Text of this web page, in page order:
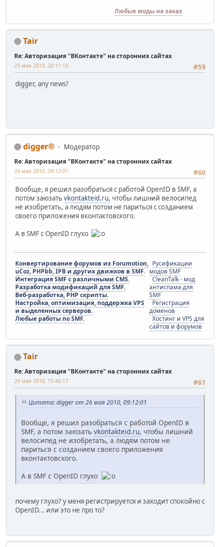
Любые моды на заказ
Tair
Re: Авторизация "ВКонтакте" на сторонних сайтах
#59
25 мая 2010, 20:11:10
digger, any news?
digger® Модератор
Re: Авторизация "ВКонтакте" на сторонних сайтах
#60
26 мая 2010, 09:12:01
Вообще, я решил разобраться с работой OpenID в SMF, а
потом заюзатьvkontakteid.ru, чтобы лишний велосипед
не изобретать, а людям потом не париться с созданием
своего приложения вконтактовского.
А в SMF с OpenID глухо
Конвертирование форумов из Forumotion,
uCoz, PHPbb, IPB и других движков в SMF.
Интеграция SMF с различными CMS.
Разработка модификаций для SMF.
Веб-разработка, PHP скрипты.
Настройка, оптимизация, поддержка VPS
и выделенных серверов.
Любые работы по SMF.
Русификации
модов SMF
CleanTalk - мод
антиспама для
SMF
Регистрация
доменов
Хостинг и VPS для
сайтов и форумов
Tair
Re: Авторизация "ВКонтакте" на сторонних сайтах
#61
26 мая 2010, 15:40:17
Цитата: digger от 26 мая 2010, 09:12:01
Вообще, я решил разобраться с работой OpenID в
SMF, а потом заюзать vkontakteid.ru, чтобы лишний
велосипед не изобретать, а людям потом не
париться с созданием своего приложения
вконтактовского.
А в SMF с OpenID глухо
почему глухо? у меня регистрируется и заходит спокойно с
OpenID... или это не про то?